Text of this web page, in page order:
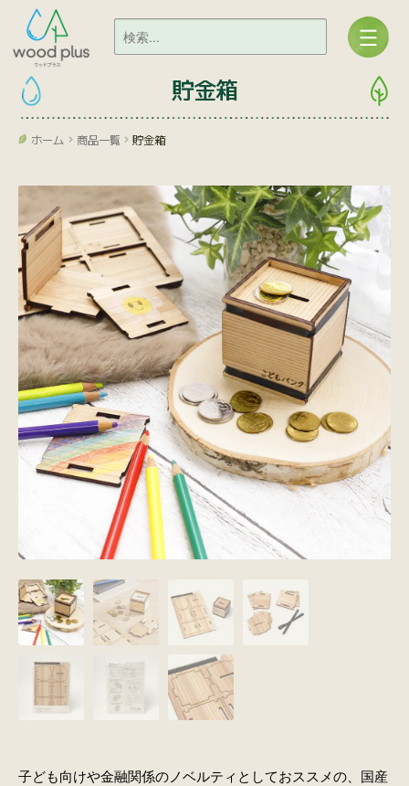
貯金箱
ホーム 商品一覧 貯金箱
子ども向けや金融関係のノベルティとしておススメの、国産